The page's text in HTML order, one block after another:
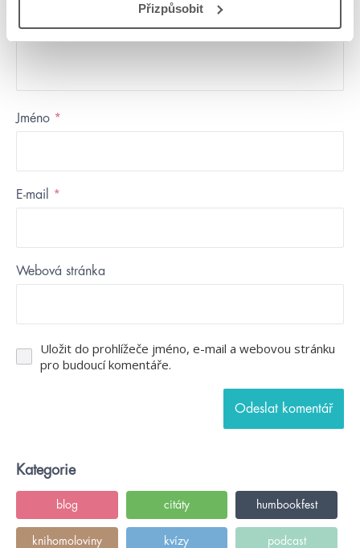
Přizpůsobit
Jméno *
E-mail *
Webová stránka
Uložit do prohlížeče jméno, e-mail a webovou stránku
pro budoucí komentáře.
Kategorie
blog citáty humbookfest
knihomoloviny kvízy podcast